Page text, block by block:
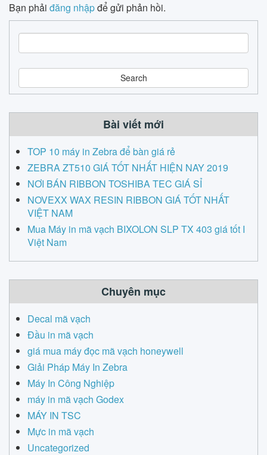
Bạn phải đăng nhậpđể gửi phản hồi.
e
a
r
c
Bài viết mới
TOP 10 máy in Zebra để bàn giá rẻ
ZEBRA ZT510 GIÁ TỐT NHẤT HIỆN NAY 2019
NƠI BÁN RIBBON TOSHIBA TEC GIÁ SỈ
NOVEXX WAX RESIN RIBBON GIÁ TỐT NHẤT
VIỆT NAM
Mua Máy in mã vạch BIXOLON SLP TX 403 giá tốt I
Việt Nam
Chuyên mục
Decal mã vạch
Đầu in mã vạch
giá mua máy đọc mã vạch honeywell
Giải Pháp Máy In Zebra
Máy In Công Nghiệp
máy in mã vạch Godex
MÁY IN TSC
Mực in mã vạch
Uncategorized